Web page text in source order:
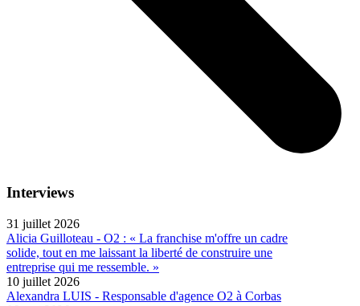
Interviews
31 juillet 2026
Alicia Guilloteau - O2 : « La franchise m'offre un cadre
solide, tout en me laissant la liberté de construire une
entreprise qui me ressemble. »
10 juillet 2026
Alexandra LUIS - Responsable d'agence O2 à Corbas